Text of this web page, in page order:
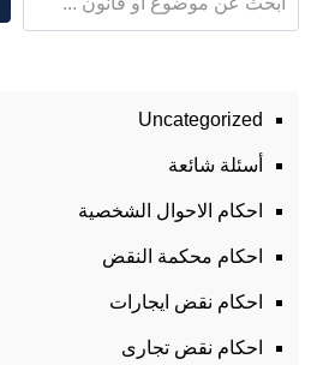
Uncategorized
أسئلة شائعة
احكام الاحوال الشخصية
احكام محكمة النقض
احكام نقض ايجارات
احكام نقض تجارى